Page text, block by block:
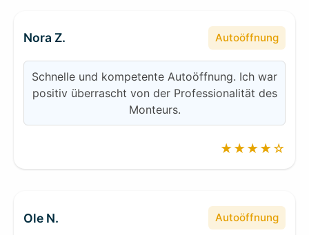
Nora Z. Autoöffnung
Schnelle und kompetente Autoöffnung. Ich war
positiv überrascht von der Professionalität des
Monteurs.
★★★★☆
Ole N. Autoöffnung